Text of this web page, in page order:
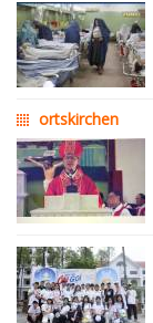
ortskirchen